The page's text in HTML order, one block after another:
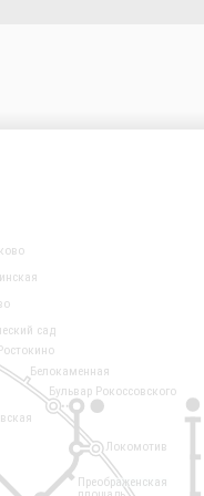
1
Локомотив
сад
Белокаменная
Бульвар Рокоссовского
Преображенская